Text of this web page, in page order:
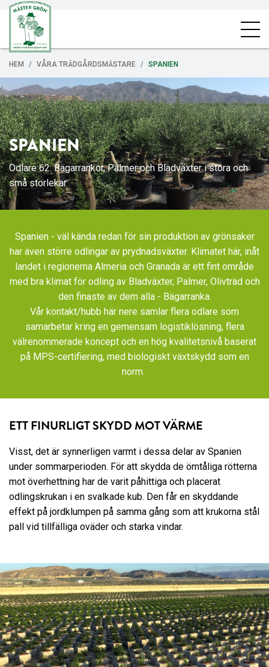
HEM VÅRA TRÄDGÅRDSMÄSTARE SPANIEN
SPANIEN
Odlare 62: Bägarrankor, Palmer och Bladväxter i stora och
små storlekar
Spanien - väl kända redan för sin produktion av grönsaker
har även större odlingar av prydnadsväxter. Klimatet här, inåt
landet i regionerna Almeria och Granada är ett fint område
med bra klimat för odling av Bladväxter, Palmer, Olivträd och
den finaste av dem alla - Bägarranka.
Vår kontakt/hubb här nere samlar flera odlare som
samarbetar kring en gemensam logistiklösning, flera
välrenommerade koncept och en hög kvalitetsnivå baserat
på MPS-certifiering, med biologiskt växtskydd som en
norm.
ETT FINURLIGT SKYDD MOT VÄRME
Visst, det är synnerligen varmt i dessa delar av Spanien
under sommarperioden. För att skydda de ömtåliga rötterna
mot överhettning har de varit påhittiga och placerat
odlingskrukan i en svalkade kub. Den får en skyddande
effekt på jordklumpen på samma gång som att krukorna stål
pall vid tillfälliga oväder och starka vindar.